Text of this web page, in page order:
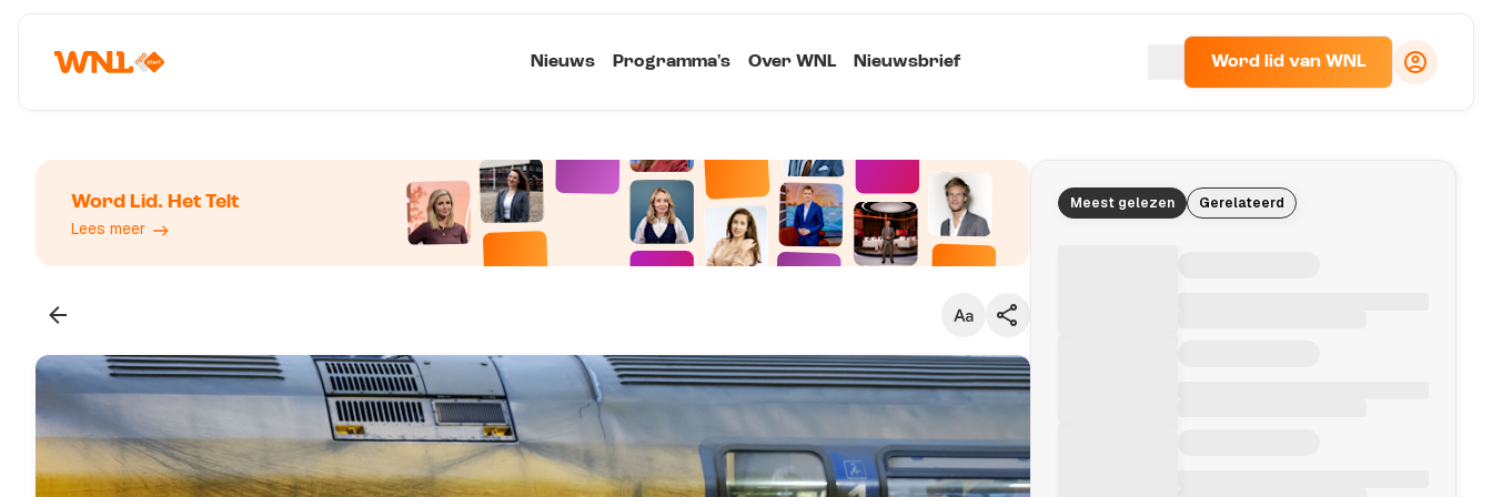
Nieuws Programma's Over WNL Nieuwsbrief Word lid van WNL
Word Lid. Het Telt
Lees meer
Klein
Standaard
Groot
Kopieer link
Meest gelezen Gerelateerd